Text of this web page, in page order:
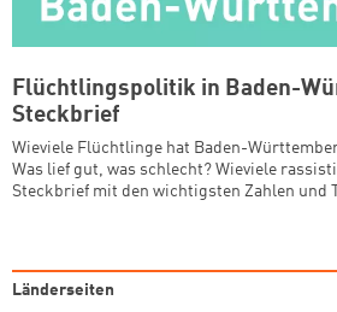
Flüchtlingspolitik in Baden-
Steckbrief
Wieviele Flüchtlinge hat Baden-
Was lief gut, was schlecht? Wieviele
Steckbrief mit den wichtigsten Zahlen und
Länderseiten